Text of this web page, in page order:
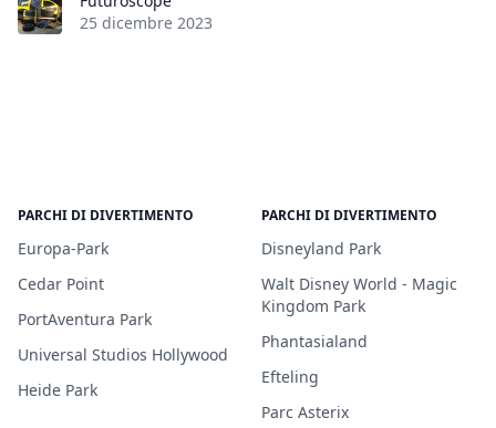
25 dicembre 2023
PARCHI DI DIVERTIMENTO
Europa-Park
Cedar Point
PortAventura Park
Universal Studios Hollywood
Heide Park
PARCHI DI DIVERTIMENTO
Disneyland Park
Walt Disney World - Magic
Kingdom Park
Phantasialand
Efteling
Parc Asterix